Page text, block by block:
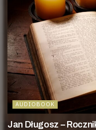
AUDIOBOOK
Jan Długosz –